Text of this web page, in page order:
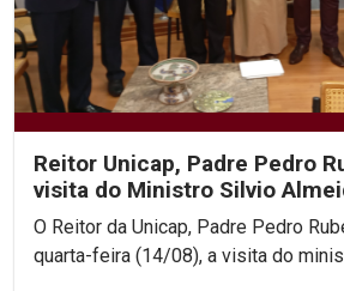
Reitor Unicap, Padre Pedro
visita do Ministro Silvio
O Reitor da Unicap, Padre Pedro
quarta-feira (14/08), a visita do